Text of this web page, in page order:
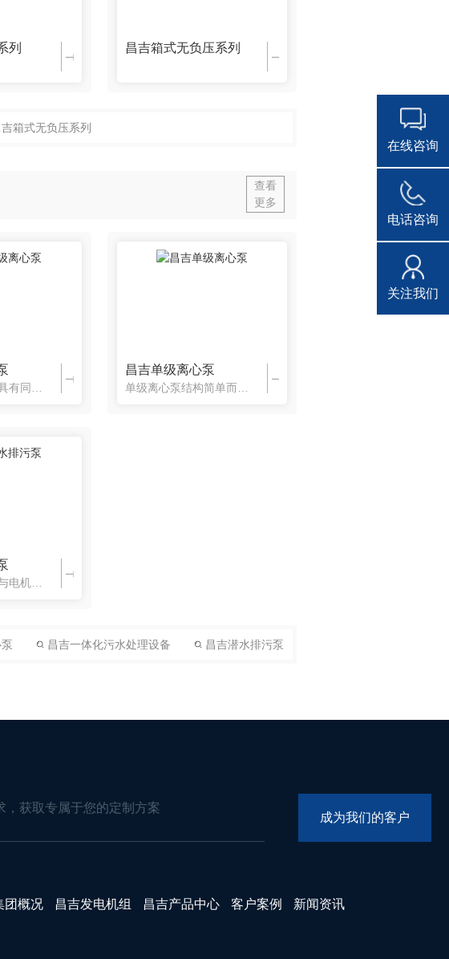
列 昌吉箱式无负压系列
吉箱式无负压系列
查看
更多
昌吉单级离心泵
排污泵是一种泵与电机连体，并同时潜入液下工作的泵类产品，与一般卧式泵或立式污水泵相比，排污泵结构紧凑、占地面积小。
昌吉一体化污水处理设备 昌吉潜水排污泵
，获取专属于您的定制方案
成为我们的客 户
团概况 昌吉发电机组 昌吉产品中心 客户案例 新闻资讯
在线咨询
电话咨询
关注我们